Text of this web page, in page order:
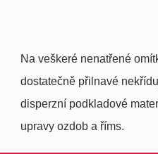
Na veškeré nenatřené
dostatečně přilnavé
disperzní podkladové
upravy ozdob a říms.